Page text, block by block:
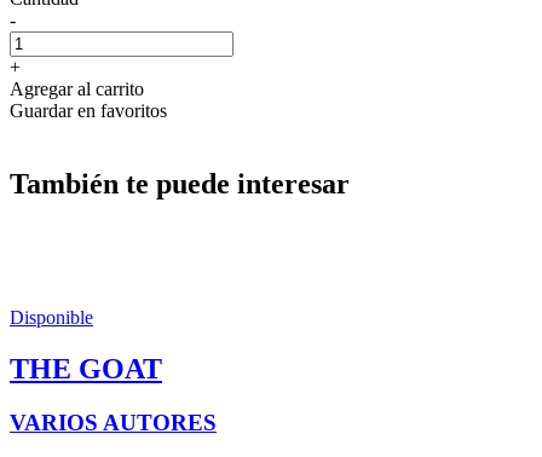
-
+
Agregar al carrito
Guardar en favoritos
También te puede interesar
Disponible
THE GOAT
VARIOS AUTORES